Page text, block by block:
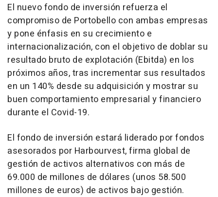
El nuevo fondo de inversión refuerza el
compromiso de Portobello con ambas empresas
y pone énfasis en su crecimiento e
internacionalización, con el objetivo de doblar su
resultado bruto de explotación (Ebitda) en los
próximos años, tras incrementar sus resultados
en un 140% desde su adquisición y mostrar su
buen comportamiento empresarial y financiero
durante el Covid-19.
El fondo de inversión estará liderado por fondos
asesorados por Harbourvest, firma global de
gestión de activos alternativos con más de
69.000 de millones de dólares (unos 58.500
millones de euros) de activos bajo gestión.